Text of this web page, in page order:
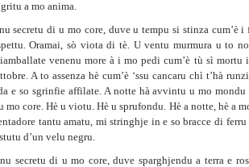
a mo anima.
secretu di u mo core, duve u tempu si stinza
Oramai, sò viota di tè. U ventu murmura u to
venenu more à i mo pedi cum’è tù sì mortu
A to assenza hè cum’è ‘ssu cancaru chì t’hà
e so sgrinfie affilate. A notte hà avvintu u mo mondu
mo core. Hè u viotu. Hè u sprufondu. Hè a notte, hè a
tantu amatu, mi stringhje in e so bracce di
d’un velu negru.
secretu di u mo core, duve sparghjendu a terra e